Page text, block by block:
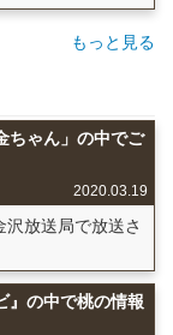
もっと見る
ちゃん」の中でご
2020.03.19
放送局で放送さ
』の中で桃の情報